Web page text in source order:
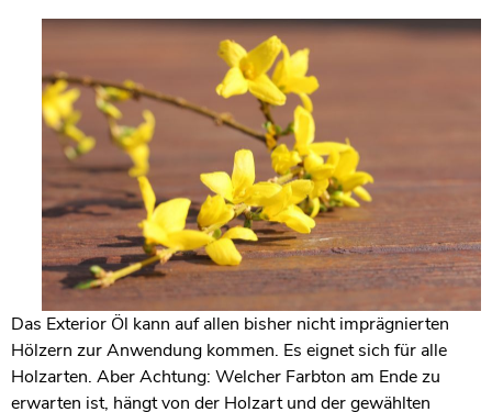
Das Exterior Öl kann auf allen bisher nicht imprägnierten
Hölzern zur Anwendung kommen. Es eignet sich für alle
Holzarten. Aber Achtung: Welcher Farbton am Ende zu
erwarten ist, hängt von der Holzart und der gewählten